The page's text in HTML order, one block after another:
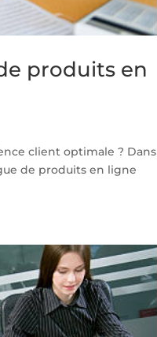
produits en
client optimale ? Dans
de produits en ligne